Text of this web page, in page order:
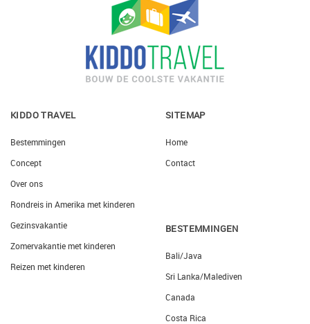
KIDDO TRAVEL
Bestemmingen
Concept
Over ons
Rondreis in Amerika met kinderen
Gezinsvakantie
Zomervakantie met kinderen
Reizen met kinderen
SITEMAP
Home
Contact
BESTEMMINGEN
Bali/Java
Sri Lanka/Malediven
Canada
Costa Rica